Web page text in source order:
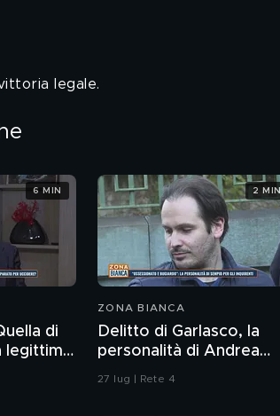
legale.
di
legittima
6 MIN
ZONA BIANCA
Delitto di Garlasco, la
personalità di Andrea
Sempio per gli inquirenti:
27 lug | Rete 4
2 MIN